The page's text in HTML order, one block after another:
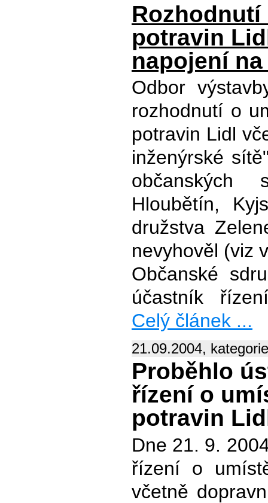
potravin
napojení
Odbor
rozhodnutí o
potravin Lidl
inženýrské
občanských
Hloubětín,
družstva
nevyhověl (viz
Občanské
účastník
Celý článek ...
21.09.2004,
Proběhlo
řízení o
potravin
Dne 21. 9.
řízení o
včetně